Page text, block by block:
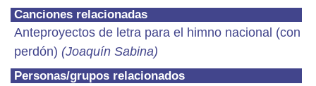
Canciones relacionadas
Anteproyectos de letra para el himno nacional (con
perdón) (Joaquín Sabina)
Personas/grupos relacionados